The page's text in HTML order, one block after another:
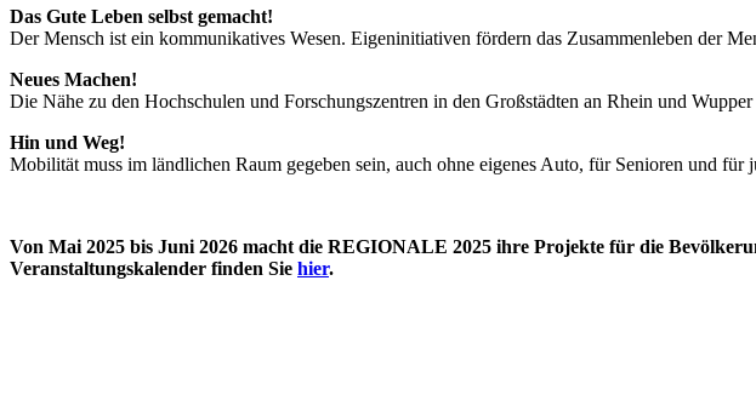
Das Gute Leben selbst gemacht!
Der Mensch ist ein kommunikatives Wesen. Eigeninitiativen fördern das Zusammenleben der
Neues Machen!
Die Nähe zu den Hochschulen und Forschungszentren in den Großstädten an Rhein und
Hin und Weg!
Mobilität muss im ländlichen Raum gegeben sein, auch ohne eigenes Auto, für Senioren und für
Von Mai 2025 bis Juni 2026 macht die REGIONALE 2025 ihre Projekte für die
Veranstaltungskalender finden Sie hier.